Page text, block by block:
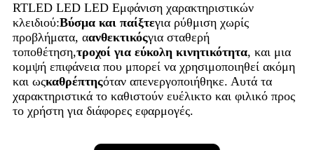
RTLED LED LED Εμφάνιση χαρακτηριστικών
κλειδιού:Βύσμα και παίξτεγια ρύθμιση χωρίς
προβλήματα, αανθεκτικόςγια σταθερή
τοποθέτηση,τροχοί για εύκολη κινητικότητα, και μια
κομψή επιφάνεια που μπορεί να χρησιμοποιηθεί ακόμη
και ωςκαθρέπτηςόταν απενεργοποιήθηκε. Αυτά τα
χαρακτηριστικά το καθιστούν ευέλικτο και φιλικό προς
το χρήστη για διάφορες εφαρμογές.